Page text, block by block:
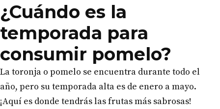
¿Cuándo es la
temporada para
consumir pomelo?
La toronja o pomelo se encuentra durante todo el
año, pero su temporada alta es de enero a mayo.
¡Aquí es donde tendrás las frutas más sabrosas!